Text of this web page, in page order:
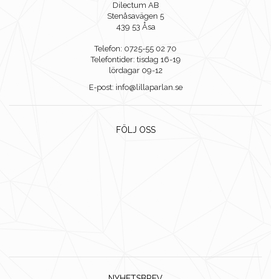
Dilectum AB
Stenåsavägen 5
439 53 Åsa
Telefon: 0725-55 02 70
Telefontider: tisdag 16-19
lördagar 09-12
E-post: info@lillaparlan.se
FÖLJ OSS